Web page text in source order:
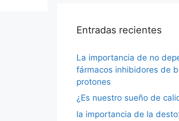
Entradas recientes
La importancia de no
fármacos inhibidores de
protones
¿Es nuestro sueño de
la importancia de la